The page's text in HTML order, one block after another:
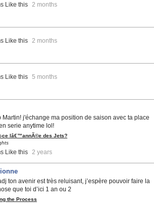
Like this 2 months
Like this 2 months
Like this 5 months
Martin! j'échange ma position de saison avec ta place
serie anytime lol!
ce lâ€™annÃ©e des Jets?
Like this 2 years
ton avenir est très reluisant, j’espère pouvoir faire la
que toi d’ici 1 an ou 2
the Process